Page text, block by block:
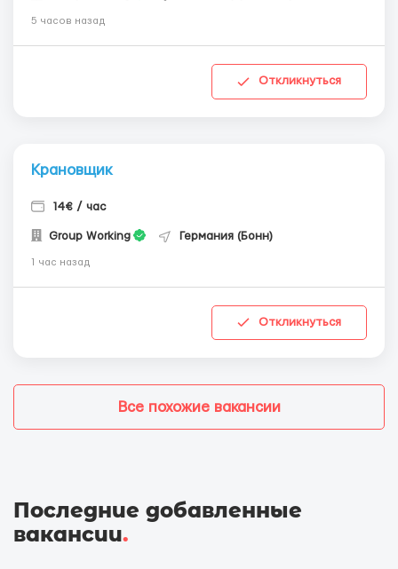
5 часов назад
Откликнуться
Крановщик
14€ / час
Group Working Германия (Бонн)
1 час назад
Откликнуться
Все похожие вакансии
Последние добавленные
вакансии.